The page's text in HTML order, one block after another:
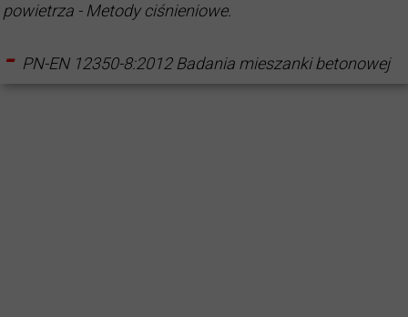
powietrza - Metody ciśnieniowe.
- PN-EN 12350-8:2012 Badania mieszanki betonowej